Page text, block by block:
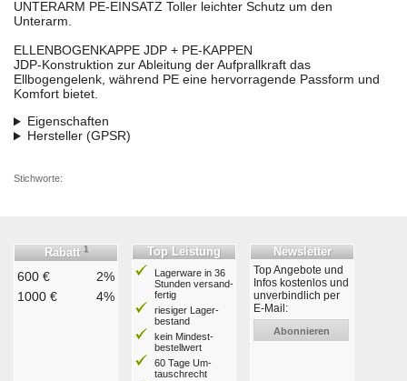
UNTERARM PE-EINSATZ Toller leichter Schutz um den
Unterarm.
ELLENBOGENKAPPE JDP + PE-KAPPEN
JDP-Konstruktion zur Ableitung der Aufprallkraft das
Ellbogengelenk, während PE eine hervorragende Passform und
Komfort bietet.
Eigenschaften
Hersteller (GPSR)
Stichworte:
Rabatt 1
600 €
2%
1000 €
4%
Top Leistung
Lagerware in 36
Stunden ver­sand­
fertig
riesiger Lager­
bestand
kein Mindest­
bestell­wert
60 Tage Um­
tausch­recht
Newsletter
Top Angebote und
Infos kostenlos und
unverbindlich per
E-Mail:
Abonnieren